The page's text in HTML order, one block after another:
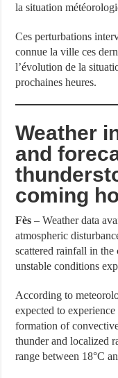
la situation
Ces perturbations
connue la ville ces
l’évolution de la
prochaines heures.
Weather
and
coming
Fès – Weather data
atmospheric
scattered rainfall in
unstable conditions
According to
expected to
formation of
thunder and localized
range between 18°C